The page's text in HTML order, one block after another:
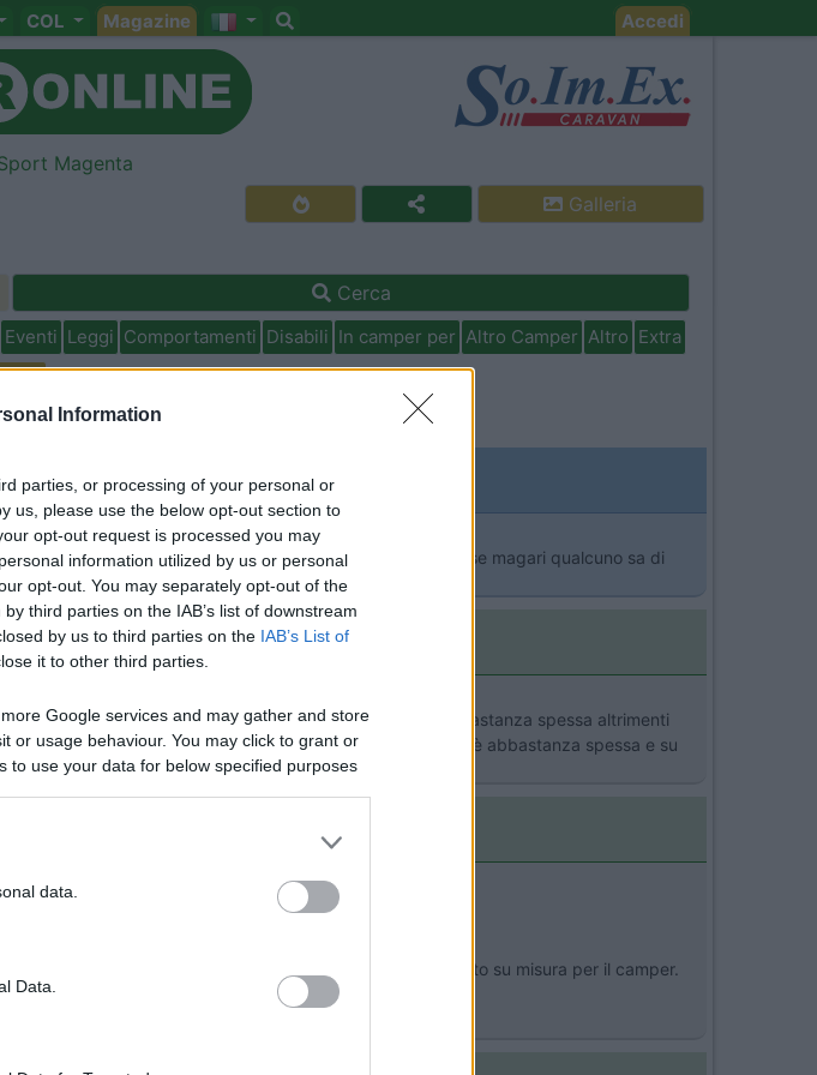
Information
parties, or processing of your personal or
us, please use the below opt-out section to
opt-out request is processed you may
information utilized by us or personal
opt-out. You may separately opt-out of the
third parties on the IAB’s list of downstream
by us to third parties on the IAB’s List of
it to other third parties.
Google services and may gather and store
or usage behaviour. You may click to grant or
to use your data for below specified purposes
data.
Data.
COL Magazine Accedi
Galleria
Cerca
Eventi Leggi Comportamenti Disabili In camper per Altro Camper Altro Extra
1 >
interna al mio Green Life ? E' un Clone del Clipper20 se magari qualcuno sa di
usato una buona moquette da appartamento (quindi abbastanza spessa altrimenti
da tirar fuori dal camper e rimane ferma proprio perchè è abbastanza spessa e su
Alfredo
il tappeto si compone di due pezzi ed è ritagliato e bordato su misura per il camper.